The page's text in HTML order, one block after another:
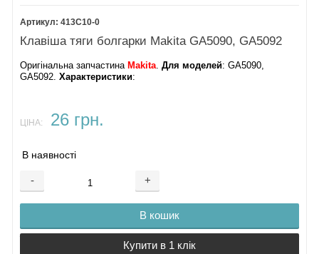
413C10-0
Клавіша тяги болгарки Makita GA5090, GA5092
Оригінальна запчастина Makita.Для моделей: GA5090,
GA5092.Характеристики:
ЦІНА: 26 грн.
В наявності
- +
В кошик
Купити в 1 клік